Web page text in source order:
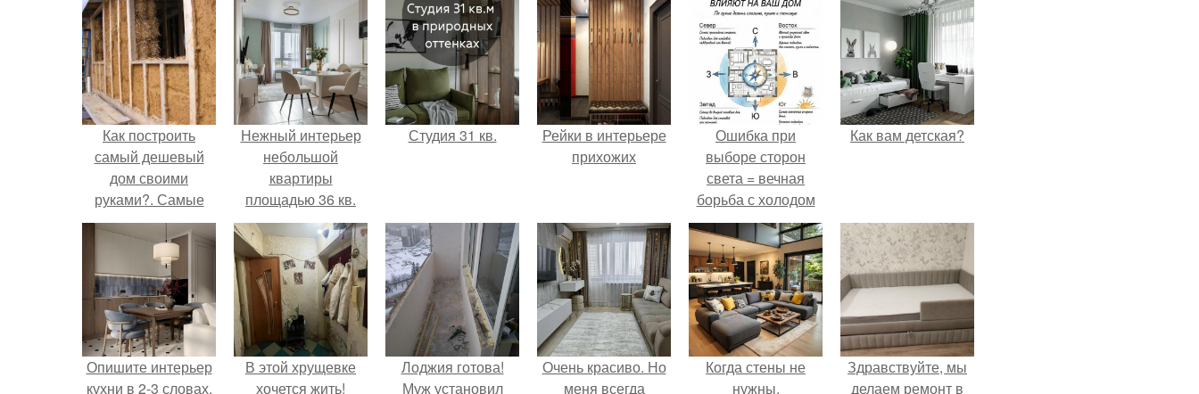
Как построить
самый дешевый
дом своими
руками?. Самые
дешевые
материалы для
постройки дома –
изготовленные
собственноручно?
Нежный интерьер
небольшой
квартиры
площадью 36 кв.
Студия 31 кв.
Рейки в интерьере
прихожих
Ошибка при
выборе сторон
света = вечная
борьба с холодом
или светом.
Как вам детская?
Опишите интерьер
кухни в 2-3 словах.
В этой хрущевке
хочется жить!
Лоджия готова!
Муж установил
Очень красиво. Но
меня всегда
Когда стены не
нужны.
Здравствуйте, мы
делаем ремонт в